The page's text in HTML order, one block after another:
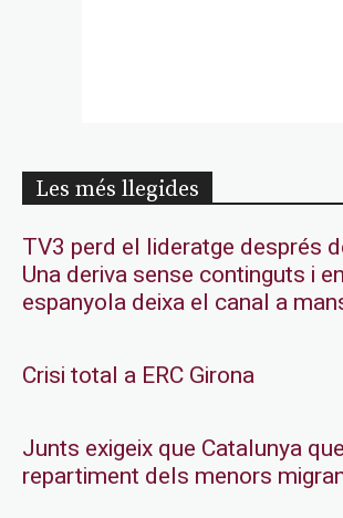
Les més llegides
TV3 perd el lideratge després
Una deriva sense continguts i
espanyola deixa el canal a
Crisi total a ERC Girona
Junts exigeix que Catalunya
repartiment dels menors